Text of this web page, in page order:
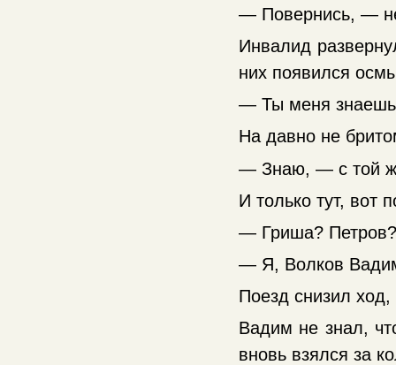
— Повернись, —
Инвалид
них появился
— Ты меня
На давно не
— Знаю, — с той
И только тут, вот
— Гриша?
— Я, Волков
Поезд снизил
Вадим не знал,
вновь взялся за